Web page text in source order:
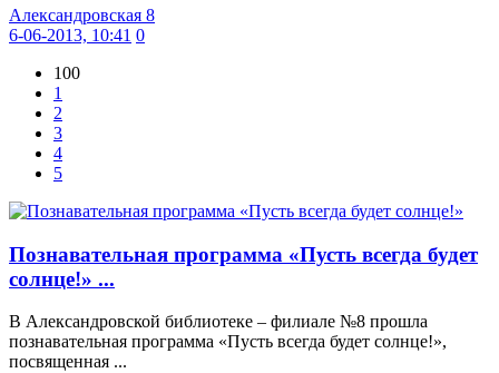
Александровская 8
6-06-2013, 10:41 0
100
1
2
3
4
5
Познавательная программа «Пусть всегда будет
солнце!» ...
В Александровской библиотеке – филиале №8 прошла
познавательная программа «Пусть всегда будет солнце!»,
посвященная ...